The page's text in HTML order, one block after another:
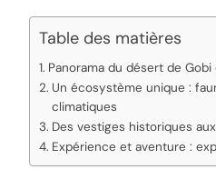
Table des matières
Panorama du désert de
Un écosystème unique :
climatiques
Des vestiges historiques
Expérience et aventure :